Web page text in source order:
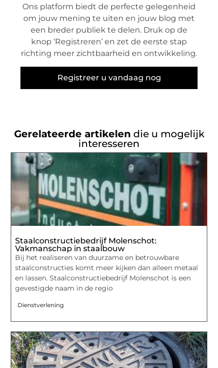
Ons platform biedt de perfecte gelegenheid
om jouw mening te uiten en jouw blog met
een breder publiek te delen. Druk op de
knop ‘Registreren’ en zet de eerste stap
richting meer zichtbaarheid en ontwikkeling.
Registreer u vandaag nog
Gerelateerde artikelen die u mogelijk
interesseren
Staalconstructiebedrijf Molenschot:
Vakmanschap in staalbouw
Bij het realiseren van duurzame en betrouwbare
staalconstructies komt meer kijken dan alleen metaal
en lassen. Staalconstructiebedrijf Molenschot is een
gevestigde naam in de regio
Dienstverlening